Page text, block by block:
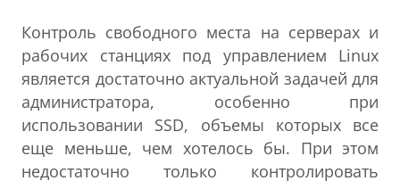
Контроль свободного места на серверах и
рабочих станциях под управлением Linux
является достаточно актуальной задачей для
администратора, особенно при
использовании SSD, объемы которых все
еще меньше, чем хотелось бы. При этом
недостаточно только контролировать